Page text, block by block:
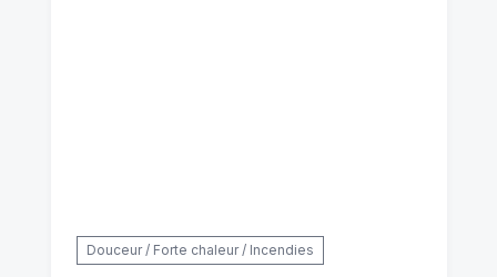
Douceur / Forte chaleur / Incendies